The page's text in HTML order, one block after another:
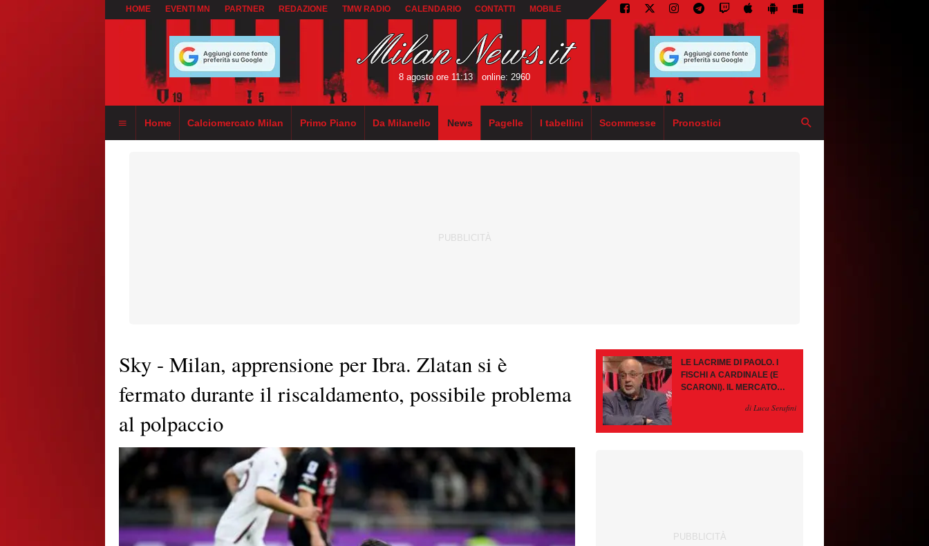
HOME EVENTI MN PARTNER REDAZIONE TMW RADIO CALENDARIO CONTATTI MOBILE
8 agosto ore 11:13 online: 2960
Home Calciomercato Milan Primo Piano Da Milanello News Pagelle I tabellini Scommesse Pronostici
Sky - Milan, apprensione per Ibra. Zlatan si è
fermato durante il riscaldamento, possibile problema
al polpaccio
LE LACRIME DI PAOLO. I
FISCHI A CARDINALE (E
SCARONI). IL MERCATO
PAZIENZA, SE RESTA È
di Luca Serafini